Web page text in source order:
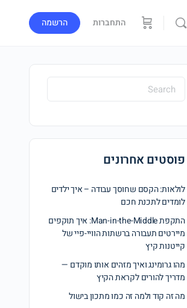
התחברות הרשמה
פוסטים אחרונים
לולאות: הקסם שחוסך עבודה – איך ילדים
לומדים לתכנת חכם
התקפת Man-in-the-Middle: איך תוקפים
מיירטים תעבורה ברשתות הוויי-פיי של
קייטנות קיץ
מהו גרומינג ואיך מזהים אותו מוקדם —
מדריך להורים לקראת הקיץ
מה זה קוד ולמה זה כמו מתכון בישול